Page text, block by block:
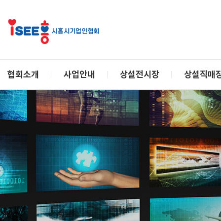
협회소개 사업안내 상설전시장 상설직매